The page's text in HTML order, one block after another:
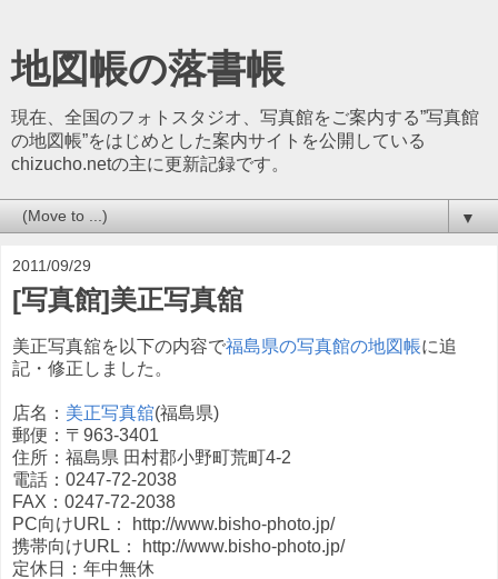
地図帳の落書帳
現在、全国のフォトスタジオ、写真館をご案内する”写真館
の地図帳”をはじめとした案内サイトを公開している
chizucho.netの主に更新記録です。
▼
2011/09/29
[写真館]美正写真舘
美正写真舘を以下の内容で福島県の写真館の地図帳に追
記・修正しました。
店名： 美正写真舘(福島県)
郵便：〒963-3401
住所：福島県 田村郡小野町荒町4-2
電話：0247-72-2038
FAX：0247-72-2038
PC向けURL： http://www.bisho-photo.jp/
携帯向けURL： http://www.bisho-photo.jp/
定休日：年中無休